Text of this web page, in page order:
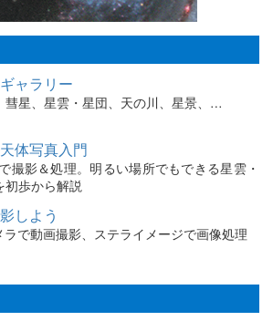
ャラリー
彗星、星雲・星団、天の川、星景、…
体写真入門
撮影＆処理。明るい場所でもできる星雲・
初歩から解説
しよう
ラで動画撮影、ステライメージで画像処理